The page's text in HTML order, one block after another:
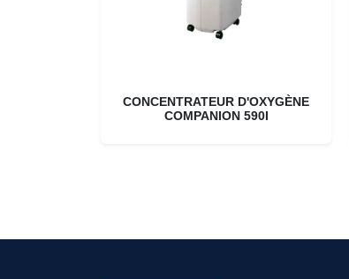
CONCENTRATEUR D'OXYGÈNE
COMPANION 590I